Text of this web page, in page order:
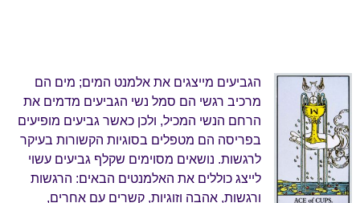
הגביעים מייצגים את אלמנט המים; מים הם
מרכיב רגשי הם סמל נשי הגביעים מדמים את
הרחם הנשי המכיל, ולכן כאשר גביעים מופיעים
בפריסה הם מטפלים בסוגיות הקשורות בעיקר
לרגשות. נושאים מסוימים שקלף גביעים עשוי
לייצג כוללים את האלמנטים הבאים: הרגשות
ורגשות, אהבה וזוגיות, קשרים עם אחרים,